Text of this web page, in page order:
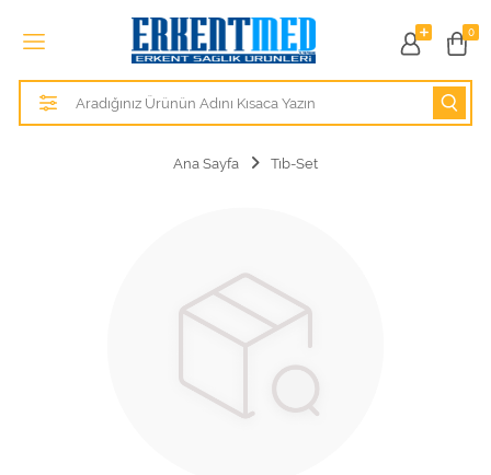
0
Tüm Kategoriler
Alezler
Ana Sayfa Tıb-Set